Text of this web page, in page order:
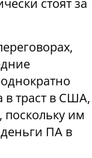
стоят за
в траст в США,
им
ПА в